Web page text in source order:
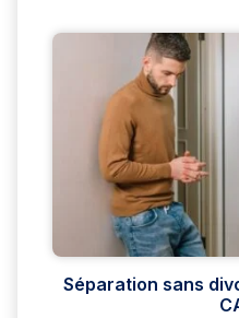
Séparation sans